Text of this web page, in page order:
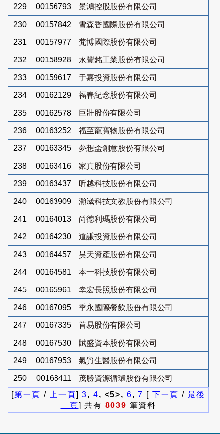
229 00156793 景鴻控股股份有限公司
230 00157842 雪森香國際股份有限公司
231 00157977 梵博國際股份有限公司
232 00158928 永豐銘工業股份有限公司
233 00159617 于嘉投資股份有限公司
234 00162129 福春紀念股份有限公司
235 00162578 巨壯股份有限公司
236 00163252 福至寵寶物股份有限公司
237 00163345 夢想盃創意股份有限公司
238 00163416 家真股份有限公司
239 00163437 昕越科技股份有限公司
240 00163909 灝崴科技文教股份有限公司
241 00164013 尚德利瑪股份有限公司
242 00164230 道謙投資股份有限公司
243 00164457 昊天資產股份有限公司
244 00164581 本一科技股份有限公司
245 00165961 幸宏長照股份有限公司
246 00167095 季永國際餐飲股份有限公司
247 00167335 首易股份有限公司
248 00167530 賦盛資本股份有限公司
249 00167953 氣質生醫股份有限公司
250 00168411
茂勝資源循環股份有限公司
[第一頁 / 上一頁] 3, 4, <5>, 6, 7 [ 下一頁 / 最後
一頁] 共有 8039 筆資料